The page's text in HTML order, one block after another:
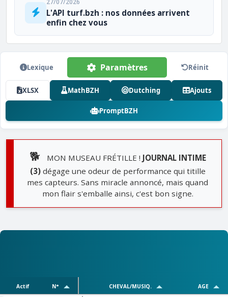
27/07/2026
L'API turf.bzh : nos données arrivent
enfin chez vous
Lexique Paramètres Réinit
XLSX MathBZH Dutching Ajouts
PromptBZH
🐕 MON MUSEAU FRÉTILLE ! JOURNAL INTIME
(3)dégage une odeur de performance qui titille
mes capteurs. Sans miracle annoncé, mais quand
mon flair s'emballe ainsi, c'est bon signe.
Actif N° CHEVAL/MUSIQ. AGE